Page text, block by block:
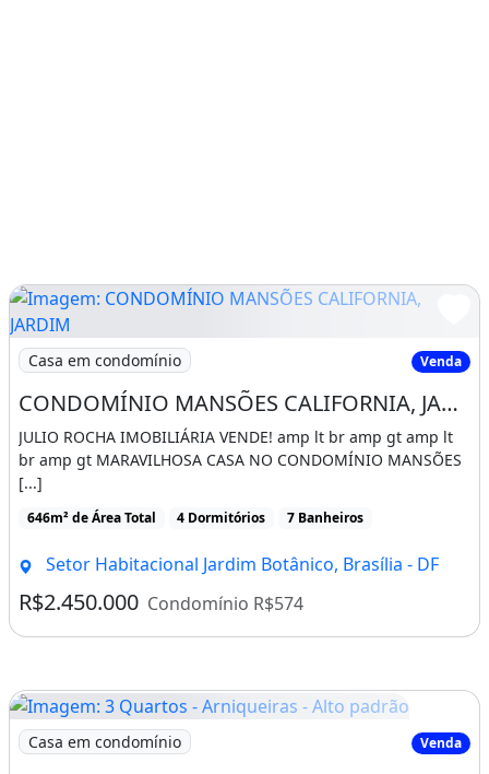
Imagem: CONDOMÍNIO MANSÕES CALIFORNIA, JARDIM
Casa em condomínio Venda
CONDOMÍNIO MANSÕES CALIFORNIA, JARDIM BOTÂNICO-DF! ACEITA FINANCIAMENTO!
JULIO ROCHA IMOBILIÁRIA VENDE! amp lt br amp gt amp lt
br amp gt MARAVILHOSA CASA NO CONDOMÍNIO MANSÕES
[...]
646m² de Área Total 4 Dormitórios 7 Banheiros
Setor Habitacional Jardim Botânico, Brasília - DF
R$2.450.000 Condomínio R$574
Imagem: 3 Quartos - Arniqueiras - Alto padrão
Casa em condomínio Venda